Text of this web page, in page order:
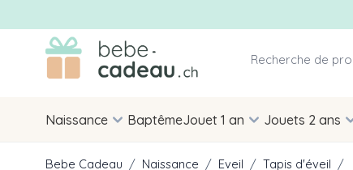
Allez au contenu
Naissance BaptêmeJouet 1 an Jouets 2 ans
Bebe Cadeau / Naissance / Eveil / Tapis d'éveil /